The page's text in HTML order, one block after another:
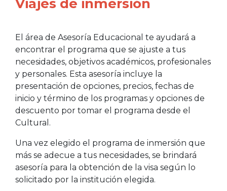
Viajes de inmersión
El área de Asesoría Educacional te ayudará a
encontrar el programa que se ajuste a tus
necesidades, objetivos académicos, profesionales
y personales. Esta asesoría incluye la
presentación de opciones, precios, fechas de
inicio y término de los programas y opciones de
descuento por tomar el programa desde el
Cultural.
Una vez elegido el programa de inmersión que
más se adecue a tus necesidades, se brindará
asesoría para la obtención de la visa según lo
solicitado por la institución elegida.